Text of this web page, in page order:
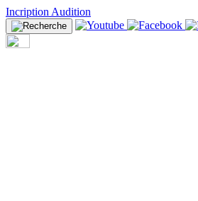
Incription Audition